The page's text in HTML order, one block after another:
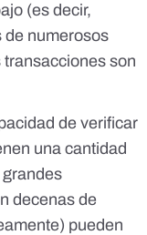
(es decir,
de numerosos
son
de verificar
una cantidad
decenas de
pueden